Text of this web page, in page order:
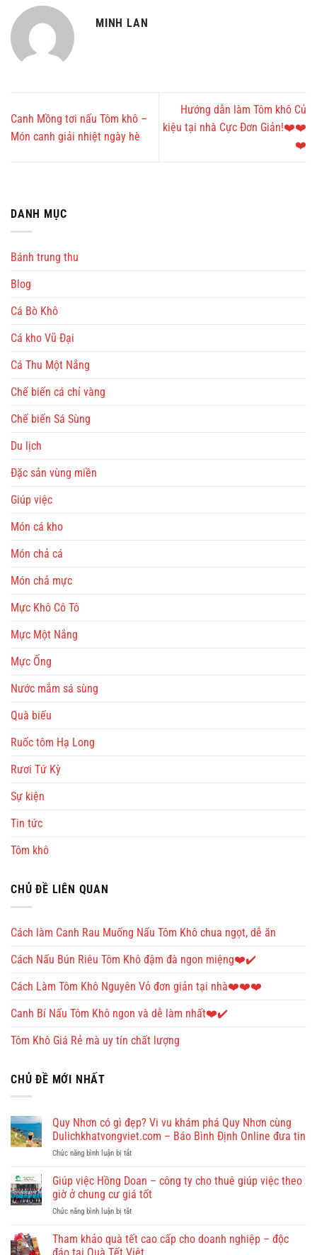
MINH LAN
Canh Mồng tơi nấu Tôm khô –
Món canh giải nhiệt ngày hè
Hướng dẫn làm Tôm khô Củ
kiệu tại nhà Cực Đơn Giản!❤️❤️
❤️
DANH MỤC
Bánh trung thu
Blog
Cá Bò Khô
Cá kho Vũ Đại
Cá Thu Một Nắng
Chế biến cá chỉ vàng
Chế biến Sá Sùng
Du lịch
Đặc sản vùng miền
Giúp việc
Món cá kho
Món chả cá
Món chả mực
Mực Khô Cô Tô
Mực Một Nắng
Mực Ống
Nước mắm sá sùng
Quà biếu
Ruốc tôm Hạ Long
Rươi Tứ Kỳ
Sự kiện
Tin tức
Tôm khô
CHỦ ĐỀ LIÊN QUAN
Cách làm Canh Rau Muống Nấu Tôm Khô chua ngọt, dễ ăn
Cách Nấu Bún Riêu Tôm Khô đậm đà ngon miệng❤️✔️
Cách Làm Tôm Khô Nguyên Vỏ đơn giản tại nhà❤️❤️❤️
Canh Bí Nấu Tôm Khô ngon và dễ làm nhất❤️✔️
Tôm Khô Giá Rẻ mà uy tín chất lượng
CHỦ ĐỀ MỚI NHẤT
Quy Nhơn có gì đẹp? Vi vu khám phá Quy Nhơn cùng
Dulichkhatvongviet.com – Báo Bình Định Online đưa tin
Chức năng bình luận bị tắtở
Nhơn
có
gì
đẹp?
vu
khám
Giúp việc Hồng Doan – công ty cho thuê giúp việc theo
giờ ở chung cư giá tốt
Chức năng bình luận bị tắtở
việc
Hồng
Tham khảo quà tết cao cấp cho doanh nghiệp – độc